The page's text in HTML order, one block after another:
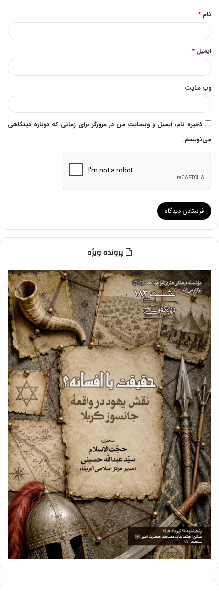
نام *
ایمیل *
وب‌ سایت
ذخیره نام، ایمیل و وبسایت من در مرورگر برای زمانی که دوباره دیدگاهی
می‌نویسم.
پرونده ویژه